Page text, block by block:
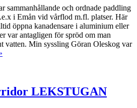
sammanhållande och ordnade paddling
i Emån vid vårflod m.fl. platser. Här
öppna kanadensare i aluminium eller
var antagligen för spröd om man
vatten. Min syssling Göran Oleskog var
LEKSTUGAN